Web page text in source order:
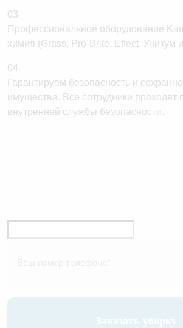
03
Профессиональное оборудование
химия (Grass, Pro-Brite, Effect, Уникум
04
Гарантируем безопасность и
имущества. Все сотрудники проходят
внутренней службы безопасности.
Заказать уборку